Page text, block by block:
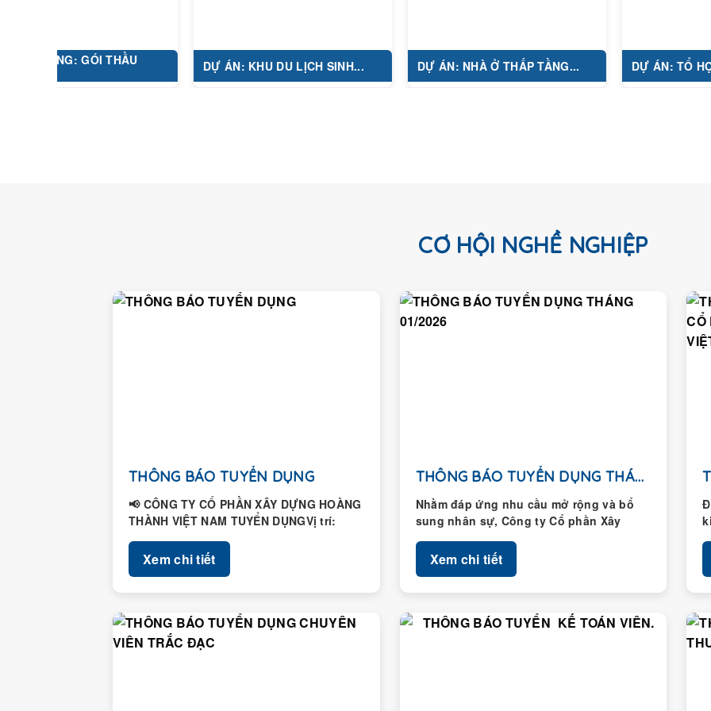
GÓI THẦU DỰ ÁN: KHU DU LỊCH SINH... DỰ ÁN: NHÀ Ở THẤP TẦNG... DỰ ÁN: TỔ HỢP Y TẾ...
CƠ HỘI NGHỀ NGHIỆP
THÔNG BÁO TUYỂN DỤNG
📢 CÔNG TY CỔ PHẦN XÂY DỰNG HOÀNG
THÀNH VIỆT NAM TUYỂN DỤNGVị trí:
Xem chi tiết
THÔNG BÁO TUYỂN DỤNG THÁNG 01/2026
Nhằm đáp ứng nhu cầu mở rộng và bổ
sung nhân sự, Công ty Cổ phần Xây
Xem chi tiết